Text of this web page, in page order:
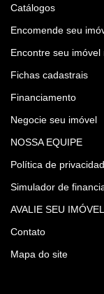
Catálogos
Encomende seu
Encontre seu imóvel
Fichas cadastrais
Financiamento
Negocie seu imóvel
NOSSA EQUIPE
Política de
Simulador de
AVALIE SEU
Contato
Mapa do site